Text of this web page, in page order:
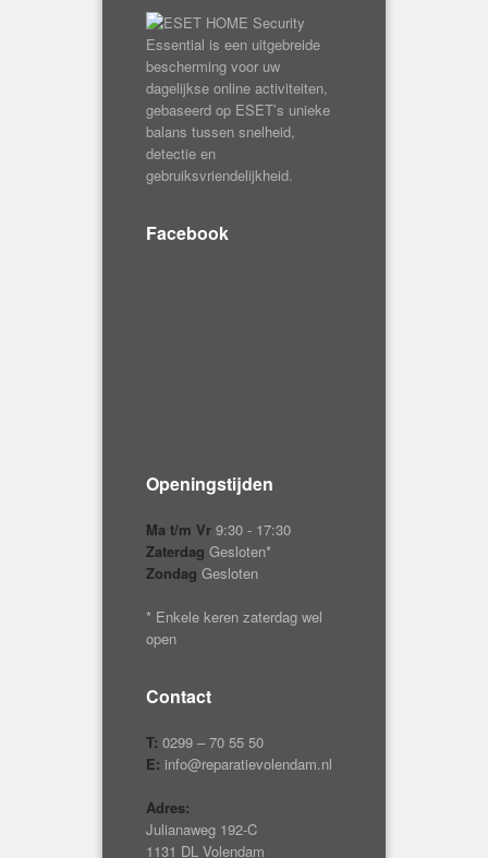
Facebook
Openingstijden
Ma t/m Vr 9:30 - 17:30
Zaterdag Gesloten*
Zondag Gesloten
* Enkele keren zaterdag wel
open
Contact
T: 0299 – 70 55 50
E: info@reparatievolendam.nl
Adres:
Julianaweg 192-C
1131 DL Volendam